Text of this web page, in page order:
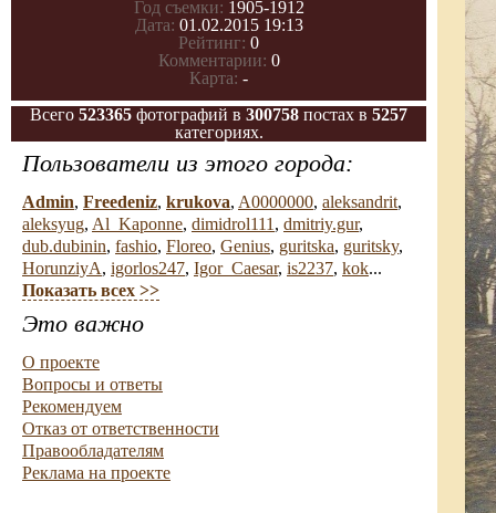
Год съемки: 1905-1912
Дата: 01.02.2015 19:13
Рейтинг: 0
Комментарии: 0
Карта: -
Всего 523365 фотографий в 300758 постах в 5257
категориях.
Пользователи из этого города:
Admin, Freedeniz, krukova, A0000000, aleksandrit,
aleksyug, Al_Kaponne, dimidrol111 , dmitriy.gur,
dub.dubinin, fashio, Floreo, Genius, guritska, guritsky,
HorunziyA, igorlos247, Igor_Caesar, is2237, kok...
Показать всех >>
Это важно
О проекте
Вопросы и ответы
Рекомендуем
Отказ от ответственности
Правообладателям
Реклама на проекте